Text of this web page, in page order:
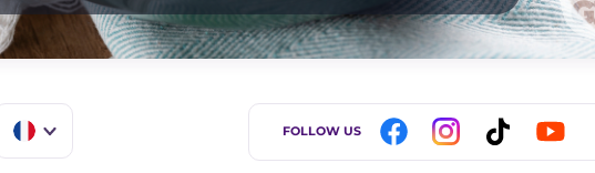
FOLLOW US